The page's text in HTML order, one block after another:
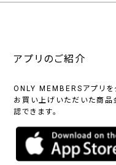
アプリのご紹介
ONLY MEMBERSアプリを
お買い上げいただいた商品
認できます。